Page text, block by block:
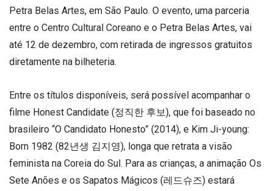
Petra Belas Artes, em São Paulo. O evento, uma parceria
entre o Centro Cultural Coreano e o Petra Belas Artes, vai
até 12 de dezembro, com retirada de ingressos gratuitos
diretamente na bilheteria.
Entre os títulos disponíveis, será possível acompanhar o
filme Honest Candidate (정직한 후보), que foi baseado no
brasileiro “O Candidato Honesto” (2014), e Kim Ji-young:
Born 1982 (82년생 김지영), longa que retrata a visão
feminista na Coreia do Sul. Para as crianças, a animação Os
Sete Anões e os Sapatos Mágicos (레드슈즈) estará